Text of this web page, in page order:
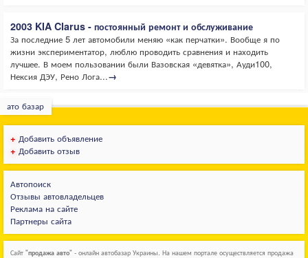
2003 KIA Clarus - постоянный ремонт и обслуживание
За последние 5 лет автомобили меняю «как перчатки». Вообще я по
жизни экспериментатор, люблю проводить сравнения и находить
лучшее. В моем пользовании были Вазовская «девятка», Ауди100,
Нексия ДЭУ, Рено Лога...→
ато базар
+ Добавить объявление
+ Добавить отзыв
Автопоиск
Отзывы автовладельцев
Реклама на сайте
Партнеры сайта
Сайт "продажа авто" - онлайн автобазар Украины. На нашем портале осуществляется продажа